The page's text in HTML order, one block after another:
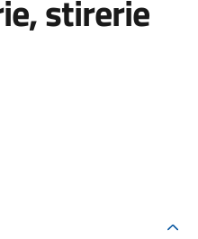
stirerie